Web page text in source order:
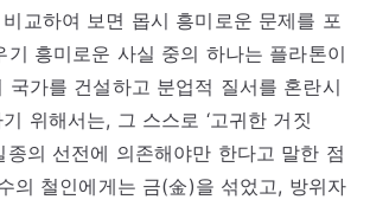
교하여 보면 몹시 흥미로운 문제를 포
기 흥미로운 사실 중의 하나는 플라톤이
국가를 건설하고 분업적 질서를 혼란시
위해서는, 그 스스로 ‘고귀한 거짓
종의 선전에 의존해야만 한다고 말한 점
의 철인에게는 금(金)을 섞었고, 방위자